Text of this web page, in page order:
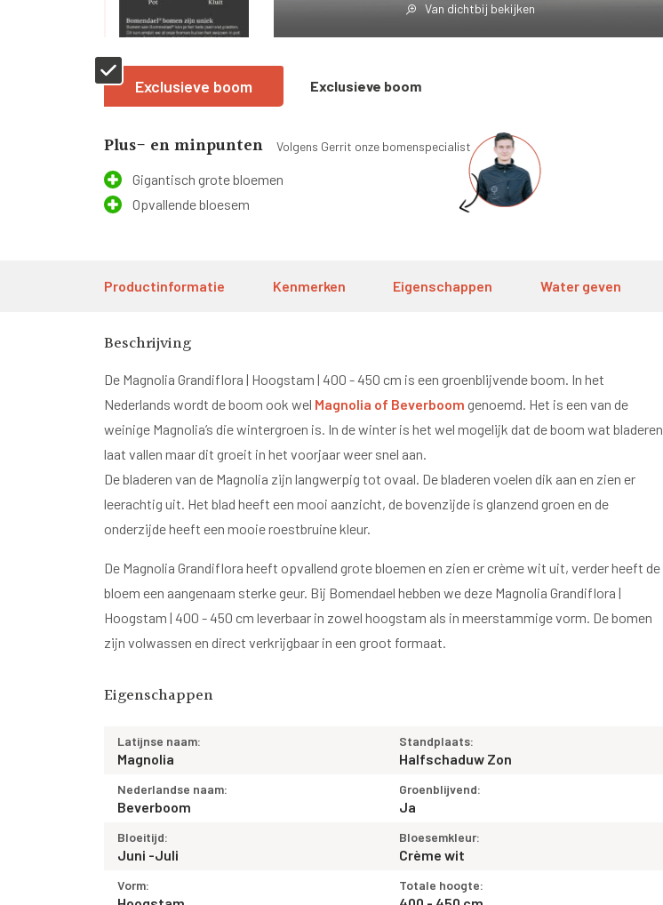
Van dichtbij bekijken
Exclusieve boom Exclusieve boom
Plus- en minpunten Volgens Gerrit onze bomenspecialist
Gigantisch grote bloemen
Opvallende bloesem
Productinformatie Kenmerken Eigenschappen Water geven
Beschrijving
De Magnolia Grandiflora | Hoogstam | 400 - 450 cm is een groenblijvende boom. In het
Nederlands wordt de boom ook wel Magnolia of Beverboom genoemd. Het is een van de
weinige Magnolia’s die wintergroen is. In de winter is het wel mogelijk dat de boom wat bladeren
laat vallen maar dit groeit in het voorjaar weer snel aan.
De bladeren van de Magnolia zijn langwerpig tot ovaal. De bladeren voelen dik aan en zien er
leerachtig uit. Het blad heeft een mooi aanzicht, de bovenzijde is glanzend groen en de
onderzijde heeft een mooie roestbruine kleur.
De Magnolia Grandiflora heeft opvallend grote bloemen en zien er crème wit uit, verder heeft de
bloem een aangenaam sterke geur. Bij Bomendael hebben we deze Magnolia Grandiflora |
Hoogstam | 400 - 450 cm leverbaar in zowel hoogstam als in meerstammige vorm. De bomen
zijn volwassen en direct verkrijgbaar in een groot formaat.
Eigenschappen
Latijnse naam:
Magnolia
Standplaats:
Halfschaduw Zon
Nederlandse naam:
Beverboom
Groenblijvend:
Ja
Bloeitijd:
Juni -Juli
Bloesemkleur:
Crème wit
Vorm: Totale hoogte: